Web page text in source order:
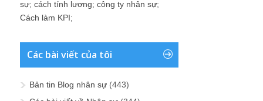
sự; cách tính lương; công ty nhân sự;
Cách làm KPI;
Các bài viết của tôi
Bản tin Blog nhân sự (443)